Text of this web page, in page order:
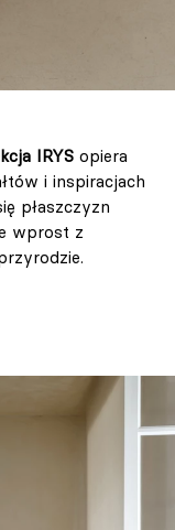
IRYS opiera
i inspiracjach
płaszczyzn
wprost z